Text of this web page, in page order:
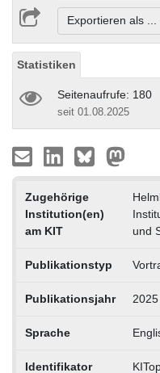
Exportieren als
Statistiken
Seitenaufrufe: 180
seit 01.08.2025
Zugehörige
Institution(en)
am KIT
und
Publikationstyp
Publikationsjahr 2025
Sprache
Identifikator